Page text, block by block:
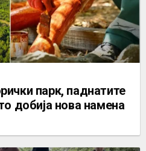
парк, паднатите
добија нова намена